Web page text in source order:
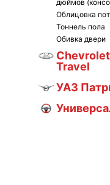
дюймов
Облицовка
Тоннель пола
Обивка двери
Travel
УАЗ